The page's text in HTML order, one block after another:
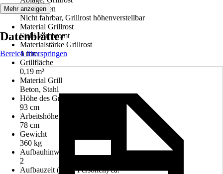
Funktionen
Nicht fahrbar, Grillrost höhenverstellbar
Material Grillrost
Stahl verchromt
Materialstärke Grillrost
4 mm
Grillfläche
0,19 m²
Material Grill
Beton, Stahl
Höhe des Grills
93 cm
Arbeitshöhe
78 cm
Gewicht
360 kg
Aufbauhinweis
2
Aufbauzeit (mit 2 Personen) ca.
Mehr anzeigen
Datenblätter
Bereich überspringen